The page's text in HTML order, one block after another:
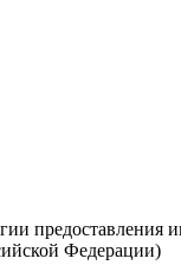
предоставления
Федерации)